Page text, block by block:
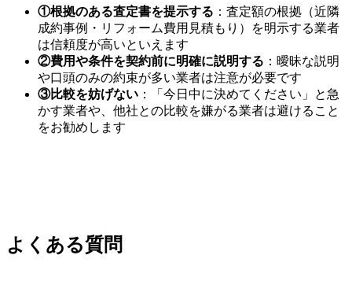
①根拠のある査定書を提示する ：査定額の根拠（近隣
成約事例・リフォーム費用見積もり）を明示する業者
は信頼度が高いといえます
②費用や条件を契約前に明確に説明する ：曖昧な説明
や口頭のみの約束が多い業者は注意が必要です
③比較を妨げない ：「今日中に決めてください」と急
かす業者や、他社との比較を嫌がる業者は避けること
をお勧めします
よくある質問